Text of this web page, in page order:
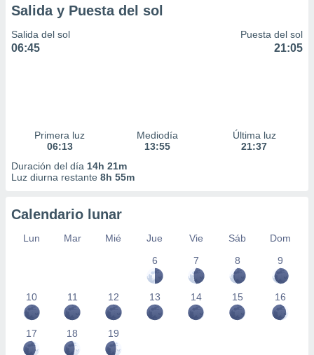
Salida y Puesta del sol
Salida del sol
06:45
Puesta del sol
21:05
Primera luz
06:13
Mediodía
13:55
Última luz
21:37
Duración del día 14h 21m
Luz diurna restante 8h 55m
Calendario lunar
Lun Mar Mié Jue Vie Sáb
Dom
6
7 8 9
10 11 12 13 14 15 16
17 18 19